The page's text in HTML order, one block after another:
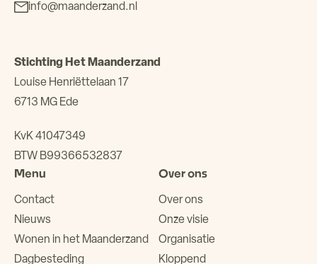
info@maanderzand.nl
Stichting Het Maanderzand
Louise Henriëttelaan 17
6713 MG Ede
KvK 41047349
BTW B99366532837
Menu
Contact
Nieuws
Wonen in het Maanderzand
Dagbesteding
Over ons
Over ons
Onze visie
Organisatie
Kloppend